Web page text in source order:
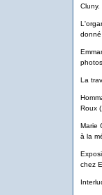
Cluny.
donné
photos
La
Roux
Marie
à la
chez